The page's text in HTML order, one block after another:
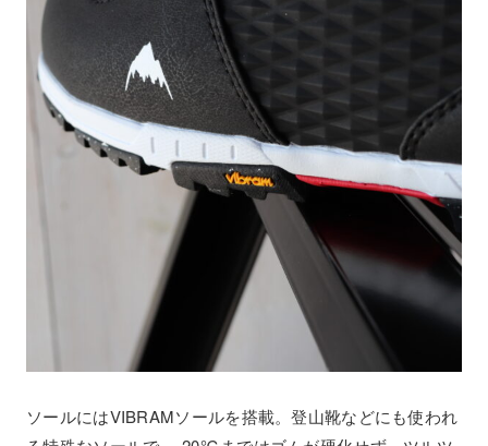
ソールにはVIBRAMソールを搭載。登山靴などにも使われ